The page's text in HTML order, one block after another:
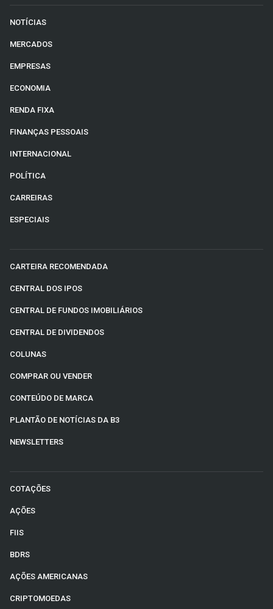
NOTÍCIAS
MERCADOS
EMPRESAS
ECONOMIA
RENDA FIXA
FINANÇAS PESSOAIS
INTERNACIONAL
POLÍTICA
CARREIRAS
ESPECIAIS
CARTEIRA RECOMENDADA
CENTRAL DOS IPOS
CENTRAL DE FUNDOS IMOBILIÁRIOS
CENTRAL DE DIVIDENDOS
COLUNAS
COMPRAR OU VENDER
CONTEÚDO DE MARCA
PLANTÃO DE NOTÍCIAS DA B3
NEWSLETTERS
COTAÇÕES
AÇÕES
FIIS
BDRS
AÇÕES AMERICANAS
CRIPTOMOEDAS